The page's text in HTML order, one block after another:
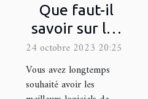
Que faut-il
savoir sur les
logiciels de
montage de
vidéo ?
24 octobre 2023 20:25
Vous avez longtemps
souhaité avoir les